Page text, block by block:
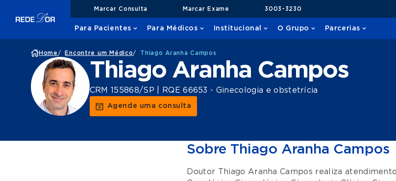
Marcar Consulta Marcar Exame 3003-3230
Para Pacientes Para Médicos Institucional O Grupo Parcerias
Home / Encontre um Médico/ Thiago Aranha Campos
Thiago Aranha Campos
CRM 155868/SP | RQE 66653 - Ginecologia e obstetrícia
Agende uma consulta
Sobre Thiago Aranha Campos
Doutor Thiago Aranha Campos realiza